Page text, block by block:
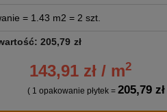
205,79 zł
143,91 zł / m2
( 1opakowanie płytek =205,79